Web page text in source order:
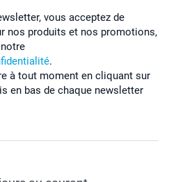
vous acceptez de
nos produits et nos promotions,
.
à tout moment en cliquant sur
en bas de chaque newsletter